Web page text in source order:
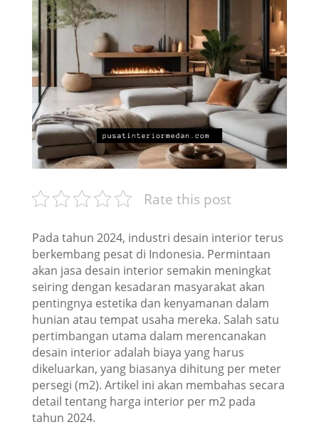
Rate this post
Pada tahun 2024, industri desain interior terus
berkembang pesat di Indonesia. Permintaan
akan jasa desain interior semakin meningkat
seiring dengan kesadaran masyarakat akan
pentingnya estetika dan kenyamanan dalam
hunian atau tempat usaha mereka. Salah satu
pertimbangan utama dalam merencanakan
desain interior adalah biaya yang harus
dikeluarkan, yang biasanya dihitung per meter
persegi (m2). Artikel ini akan membahas secara
detail tentang harga interior per m2 pada
tahun 2024.